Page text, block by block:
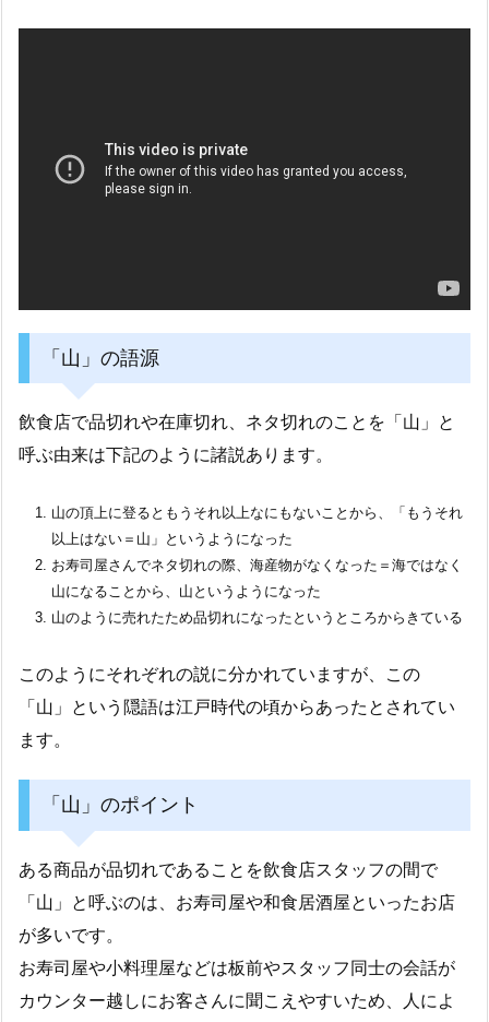
「山」の語源
飲食店で品切れや在庫切れ、ネタ切れのことを「山」と
呼ぶ由来は下記のように諸説あります。
山の頂上に登るともうそれ以上なにもないことから、「もうそれ
以上はない＝山」というようになった
お寿司屋さんでネタ切れの際、海産物がなくなった＝海ではなく
山になることから、山というようになった
山のように売れたため品切れになったというところからきている
このようにそれぞれの説に分かれていますが、この
「山」という隠語は江戸時代の頃からあったとされてい
ます。
「山」のポイント
ある商品が品切れであることを飲食店スタッフの間で
「山」と呼ぶのは、お寿司屋や和食居酒屋といったお店
が多いです。
お寿司屋や小料理屋などは板前やスタッフ同士の会話が
カウンター越しにお客さんに聞こえやすいため、人によ